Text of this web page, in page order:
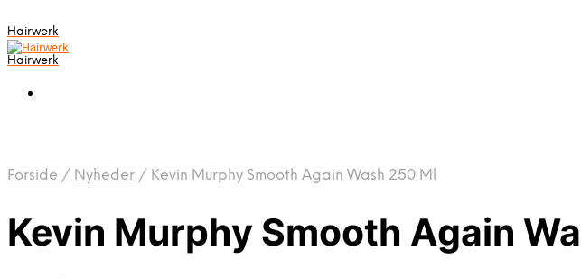
Hairwerk
Hairwerk
Forside / Nyheder / Kevin Murphy Smooth Again Wash 250 Ml
Kevin Murphy Smooth Again